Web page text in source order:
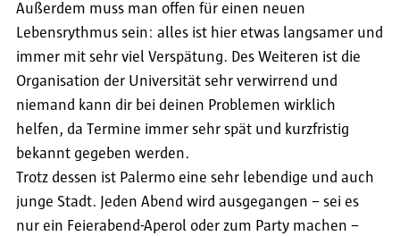
Außerdem muss man offen für einen neuen
Lebensrythmus sein: alles ist hier etwas langsamer und
immer mit sehr viel Verspätung. Des Weiteren ist die
Organisation der Universität sehr verwirrend und
niemand kann dir bei deinen Problemen wirklich
helfen, da Termine immer sehr spät und kurzfristig
bekannt gegeben werden.
Trotz dessen ist Palermo eine sehr lebendige und auch
junge Stadt. Jeden Abend wird ausgegangen – sei es
nur ein Feierabend-Aperol oder zum Party machen –